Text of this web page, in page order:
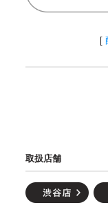
[
取扱店舗